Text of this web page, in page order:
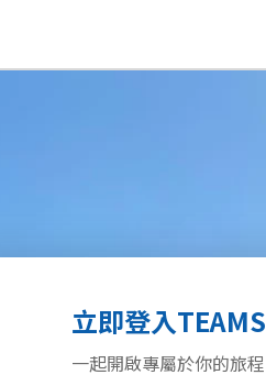
立即登入TEAMS
一起開啟專屬於你的旅程